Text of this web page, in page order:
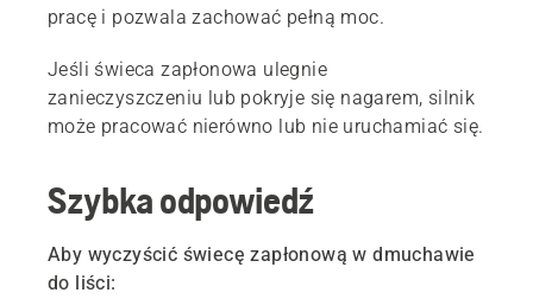
pracę i pozwala zachować pełną moc.
Jeśli świeca zapłonowa ulegnie
zanieczyszczeniu lub pokryje się nagarem, silnik
może pracować nierówno lub nie uruchamiać się.
Szybka odpowiedź
Aby wyczyścić świecę zapłonową w dmuchawie
do liści: